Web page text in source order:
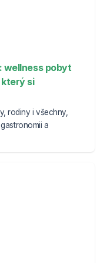
wellness pobyt
si
rodiny i všechny,
a